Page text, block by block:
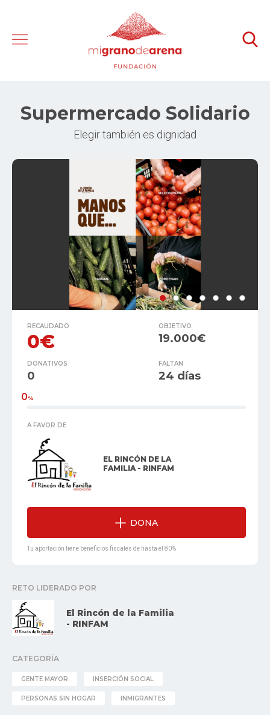
Supermercado Solidario
Elegir también es dignidad
RECAUDADO
0€
OBJETIVO
19.000€
DONATIVOS
0
FALTAN
24 días
0%
A FAVOR DE
EL RINCÓN DE LA
FAMILIA - RINFAM
DONA
Tu aportación tiene beneficios fiscales de hasta el 80%
RETO LIDERADO POR
El Rincón de la Familia
- RINFAM
CATEGORÍA
GENTE MAYOR INSERCIÓN SOCIAL
PERSONAS SIN HOGAR INMIGRANTES